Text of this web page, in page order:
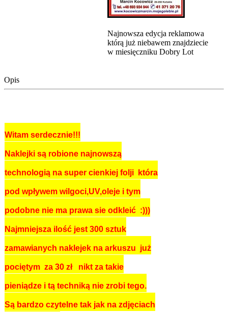
Najnowsza edycja reklamowa
którą już niebawem znajdziecie
w miesięczniku Dobry Lot
Opis
Witam serdecznie!!!
Naklejki są robione najnowszą
technologią na super cienkiej folji która
pod wpływem wilgoci,UV,oleje i tym
podobne nie ma prawa sie odkleić :)))
Najmniejsza ilość jest 300 sztuk
zamawianych naklejek na arkuszu już
pociętym za 30 zł nikt za takie
pieniądze i tą techniką nie zrobi tego.
Są bardzo czytelne tak jak na zdjęciach